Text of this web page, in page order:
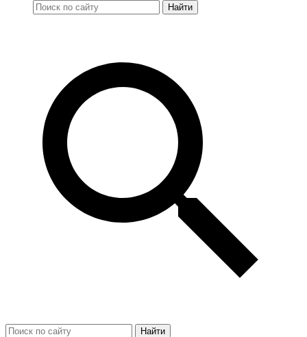
Найти
Найти